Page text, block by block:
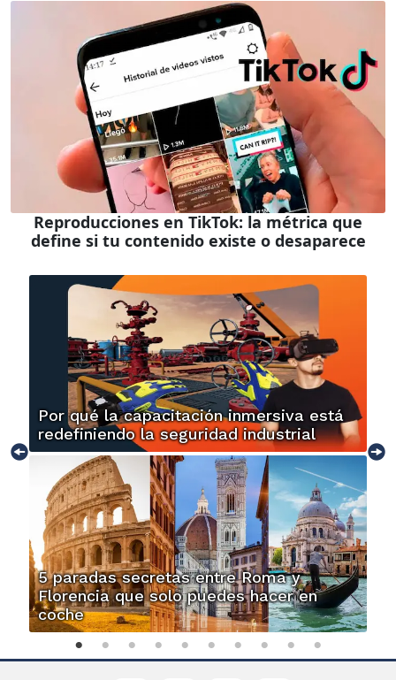
Reproducciones en TikTok: la métrica que
define si tu contenido existe o desaparece
Por qué la capacitación inmersiva está
redefiniendo la seguridad industrial
5 paradas secretas entre Roma y
Florencia que solo puedes hacer en
coche